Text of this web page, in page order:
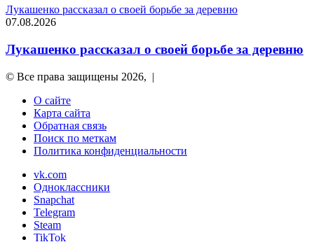
Лукашенко рассказал о своей борьбе за деревню
07.08.2026
Лукашенко рассказал о своей борьбе за деревню
© Все права защищены 2026, |
О сайте
Карта сайта
Обратная связь
Поиск по меткам
Политика конфиденциальности
vk.com
Одноклассники
Snapchat
Telegram
Steam
TikTok